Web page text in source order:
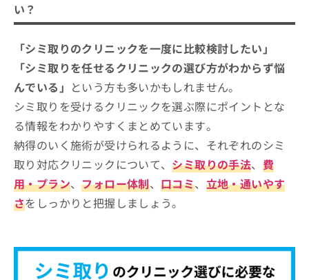
い？
「シミ取りのクリニックを一度に比較検討したい」
「シミ取りを任せるクリニックの選び方がわからず悩
んでいる」 という方も多いかもしれません。
シミ取りを受けるクリニックを選ぶ際にポイントとな
る情報をわかりやすくまとめています。
納得のいく施術が受けられるように、それぞれのシミ
取り対応クリニックについて、シミ取りの手法、 費
用・プラン、フォロー体制、口コミ、 立地・通いやす
さをしっかりと把握しましょう。